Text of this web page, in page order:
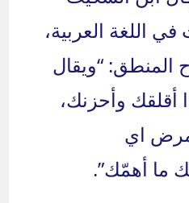
اللغة العربية،
المنطق: “ويقال
أقلقك وأحزنك،
اي
ما أهمّك”.